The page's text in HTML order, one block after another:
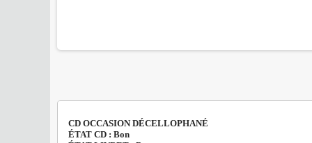
CD OCCASION DÉCELLOPHANÉ
ÉTAT CD : Bon